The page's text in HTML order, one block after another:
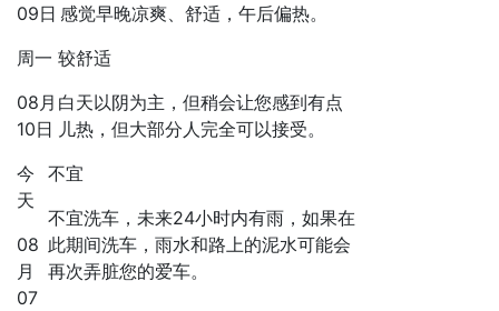
09日 感觉早晚凉爽、舒适，午后偏热。
周一
08月
10日
较舒适
白天以阴为主，但稍会让您感到有点
儿热，但大部分人完全可以接受。
今
天
08
月
07
不宜
不宜洗车，未来24小时内有雨，如果在
此期间洗车，雨水和路上的泥水可能会
再次弄脏您的爱车。